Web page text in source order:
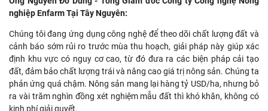
nghiệp Enfarm Tại Tây Nguyên:
Chúng tôi đang ứng dụng công nghệ để theo dõi chất lượng đất và
cảnh báo sớm rủi ro trước mùa thu hoạch, giải pháp này giúp xác
định khu vực có nguy cơ cao, từ đó đưa ra các biện pháp cải tạo
đất, đảm bảo chất lượng trái và nâng cao giá trị nông sản. Chúng ta
phản ứng quá chậm. Nông sản mang lại hàng tỷ USD/ha, nhưng bỏ
ra vài trăm nghìn đồng xét nghiệm mẫu đất thì khó khăn, không có
kinh phí giải quyết.